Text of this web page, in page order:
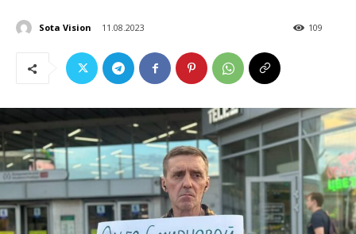
Sota Vision 11.08.2023 109